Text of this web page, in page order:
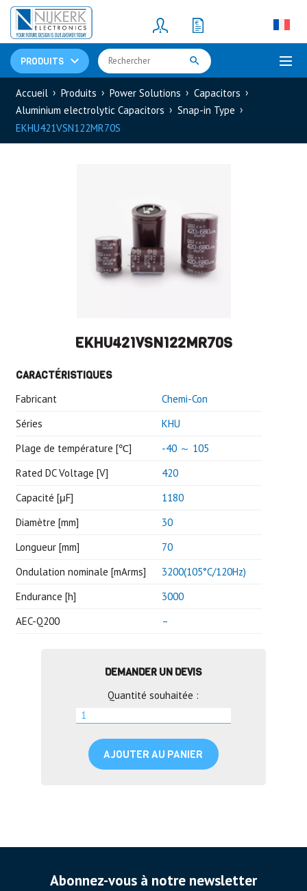
PRODUITS
Resistors(781)
Shunt Resistor
Accueil Produits Power Solutions
Capacitors
Aluminium electrolytic Capacitors
Snap-in Type
EKHU421VSN122MR70S
EKHU421VSN122MR70S
CARACTÉRISTIQUES
Fabricant
Chemi-Con
Séries
KHU
Plage de température [℃]
-40 ～ 105
Rated DC Voltage [V]
420
Capacité [μF]
1180
Diamètre [mm]
30
Longueur [mm]
70
Ondulation nominale [mArms]
3200(105°C/120Hz)
Endurance [h]
3000
AEC-Q200
–
DEMANDER UN DEVIS
Quantité souhaitée :
AJOUTER AU PANIER
Abonnez-vous à notre newsletter